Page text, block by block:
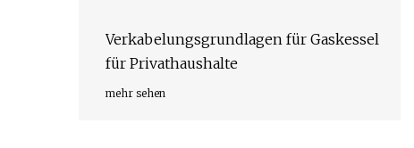
Verkabelungsgrundlagen für Gaskessel
für Privathaushalte
mehr sehen